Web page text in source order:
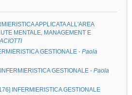
APPLICATA ALL'AREA
MENTALE, MANAGEMENT E
GESTIONALE - Paola
INFERMIERISTICA GESTIONALE - Paola
INFERMIERISTICA GESTIONALE